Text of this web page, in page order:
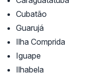
Cubatão
Guarujá
Ilha Comprida
Iguape
Ilhabela